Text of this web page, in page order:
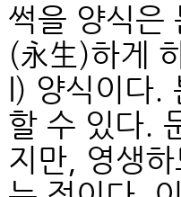
썩을 양식은
(永生)하게
l) 양식이다.
할 수 있다.
지만, 영생